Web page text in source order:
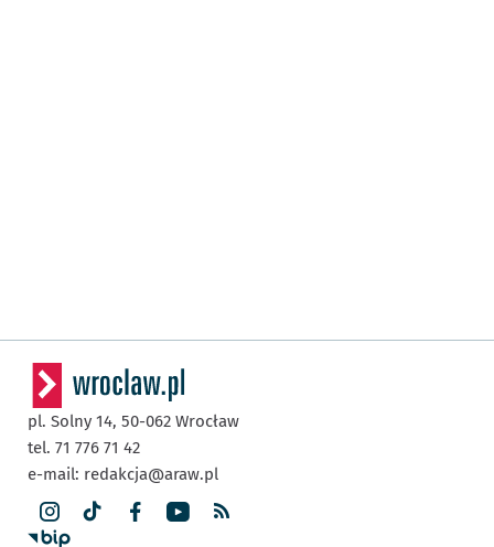
pl. Solny 14, 50-062 Wrocław
tel. 71 776 71 42
e-mail: redakcja@araw.pl